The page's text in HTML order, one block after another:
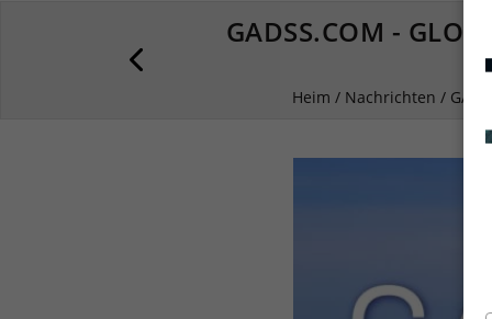
GADSS.COM -
Heim / Nachrichten /